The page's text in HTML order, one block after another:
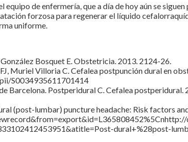
de enfermería, que a día de hoy aún se
forzosa para regenerar el líquido
uniforme.
Bosquet E. Obstetricia. 2013. 2124-26.
Muriel Villoria C. Cefalea postpunción dural en
S0034935611701414
Barcelona. Postperidural C. Cefalea postperidural.
(post-lumbar) puncture headache: Risk factors
dural+%28post-